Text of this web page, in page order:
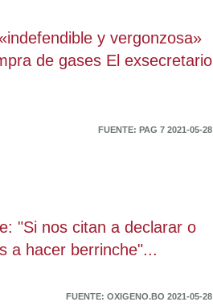
y vergonzosa»
de gases El exsecretario
FUENTE: PAG 7 2021-05-28
"Si nos citan a declarar o
a hacer berrinche"...
FUENTE: OXIGENO.BO 2021-05-28